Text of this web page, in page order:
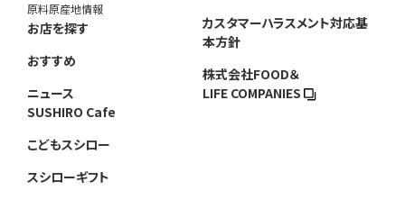
原料原産地情報
お店を探す
おすすめ
ニュース
SUSHIRO Cafe
こどもスシロー
スシローギフト
カスタマーハラスメント対応基
本方針
株式会社FOOD＆
LIFE COMPANIES